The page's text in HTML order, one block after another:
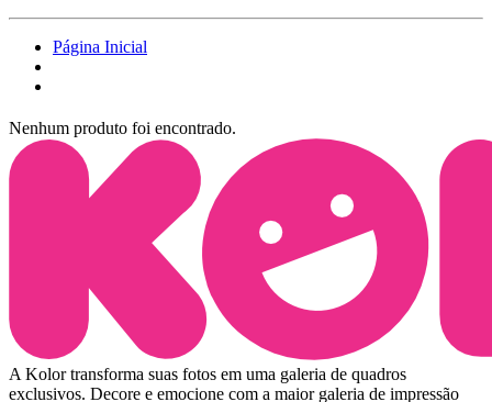
Página Inicial
Nenhum produto foi encontrado.
A Kolor transforma suas fotos em uma galeria de quadros
exclusivos. Decore e emocione com a maior galeria de impressão